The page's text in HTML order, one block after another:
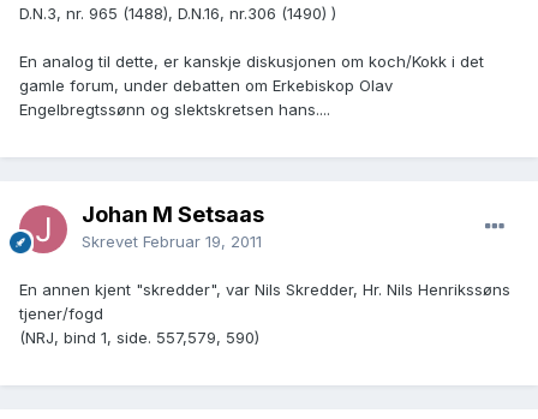
D.N.3, nr. 965 (1488), D.N.16, nr.306 (1490) )
En analog til dette, er kanskje diskusjonen om koch/Kokk i det
gamle forum, under debatten om Erkebiskop Olav
Engelbregtssønn og slektskretsen hans....
Johan M Setsaas
Skrevet Februar 19, 2011
En annen kjent "skredder", var Nils Skredder, Hr. Nils Henrikssøns
tjener/fogd
(NRJ, bind 1, side. 557,579, 590)